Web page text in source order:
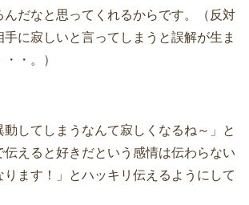
んだなと思ってくれるからです。（反対
に寂しいと言ってしまうと誤解が生ま
・。）
してしまうなんて寂しくなるね～」と
伝えると好きだという感情は伝わらない
ます！」とハッキリ伝えるようにして